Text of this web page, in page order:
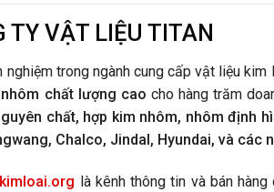
TY VẬT LIỆU TITAN
nghiệm trong ngành cung cấp vật liệu kim
chất lượng cao cho hàng trăm
chất, hợp kim nhôm, nhôm định
Chalco, Jindal, Hyundai, và các
là kênh thông tin và bán